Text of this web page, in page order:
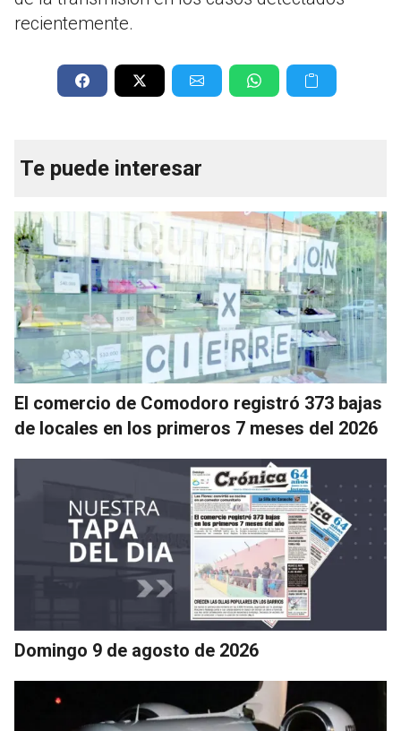
recientemente.
Te puede interesar
El comercio de Comodoro registró 373 bajas
de locales en los primeros 7 meses del 2026
Domingo 9 de agosto de 2026